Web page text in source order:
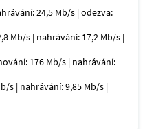
24,5 Mb/s | odezva:
Mb/s | nahrávání: 17,2 Mb/s |
176 Mb/s | nahrávání:
s | nahrávání: 9,85 Mb/s |